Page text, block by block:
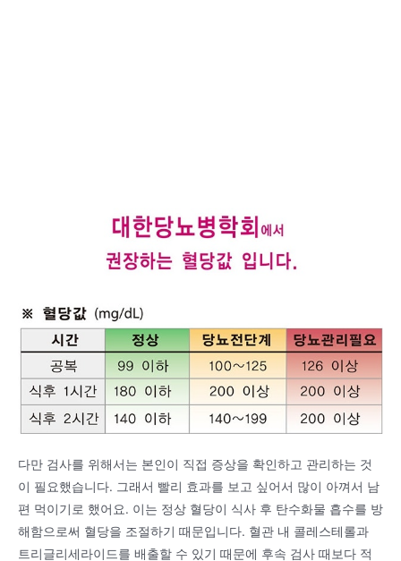
다만 검사를 위해서는 본인이 직접 증상을 확인하고 관리하는 것
이 필요했습니다. 그래서 빨리 효과를 보고 싶어서 많이 아껴서 남
편 먹이기로 했어요. 이는 정상 혈당이 식사 후 탄수화물 흡수를 방
해함으로써 혈당을 조절하기 때문입니다. 혈관 내 콜레스테롤과
트리글리세라이드를 배출할 수 있기 때문에 후속 검사 때보다 적